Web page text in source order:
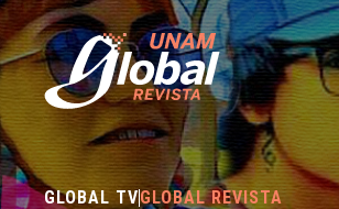
GLOBAL TVGLOBAL REVISTA